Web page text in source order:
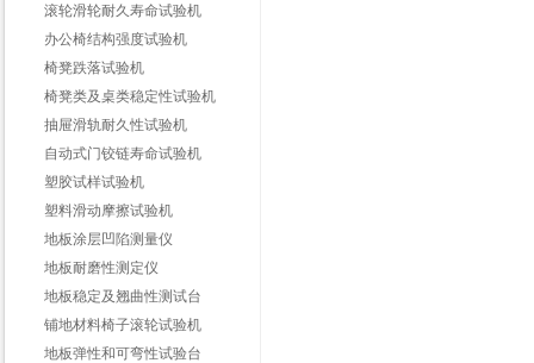
滚轮滑轮耐久寿命试验机
办公椅结构强度试验机
椅凳跌落试验机
椅凳类及桌类稳定性试验机
抽屉滑轨耐久性试验机
自动式门铰链寿命试验机
塑胶试样试验机
塑料滑动摩擦试验机
地板涂层凹陷测量仪
地板耐磨性测定仪
地板稳定及翘曲性测试台
铺地材料椅子滚轮试验机
地板弹性和可弯性试验台